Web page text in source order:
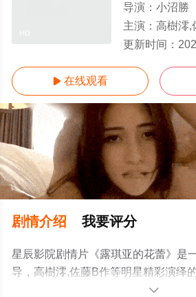
导演： 小沼勝
主演： 高樹澪,
更新时间：
 在线观看
剧情介绍 我要评分
星辰影院剧情片《露琪亚的花蕾》是
导，高樹澪,佐藤B作等明星精彩演绎
费观看高清无删减完整版电影大全就
